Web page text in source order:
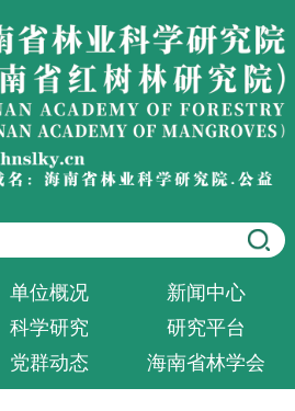
单位概况
新闻中心
科学研究
研究平台
党群动态 海南省林学会